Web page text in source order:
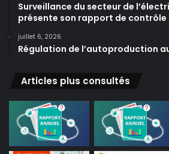
Surveillance du secteur de
présente son rapport de contrôle
juillet 6, 2026
Régulation de l’autoproduction
Articles plus consultés